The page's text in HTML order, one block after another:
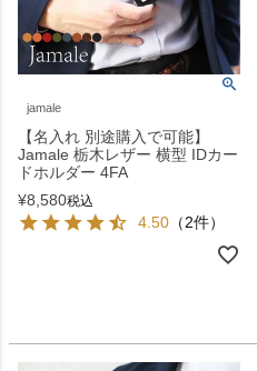
jamale
【名入れ 別途購入で可能】
Jamale 栃木レザー 横型 IDカー
ドホルダー 4FA
¥8,580税込
4.50 （2件）